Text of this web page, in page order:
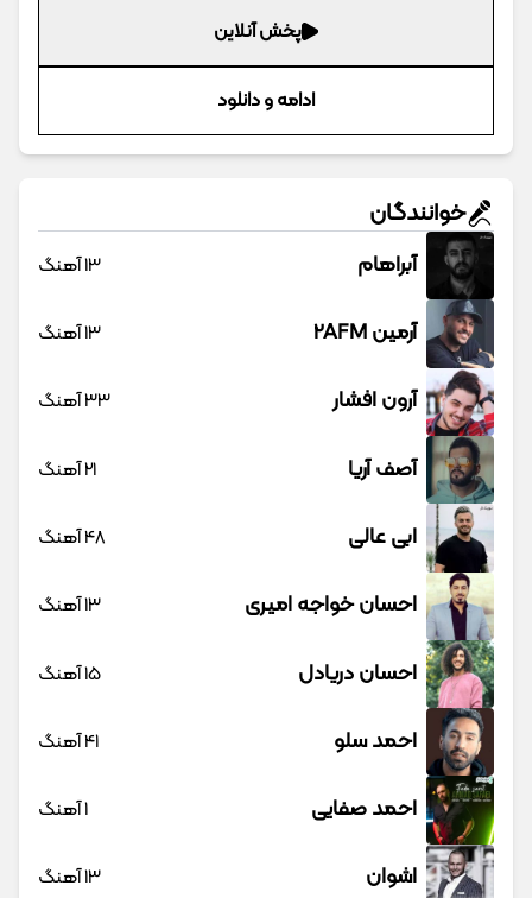
پخش آنلاین
ادامه و دانلود
خوانندگان
آبراهام 13 آهنگ
آرمین 2AFM 13 آهنگ
آرون افشار 33 آهنگ
آصف آریا 21 آهنگ
ابی عالی 48 آهنگ
احسان خواجه امیری 13 آهنگ
احسان دریادل 15 آهنگ
احمد سلو 41 آهنگ
احمد صفایی 1 آهنگ
اشوان 13 آهنگ